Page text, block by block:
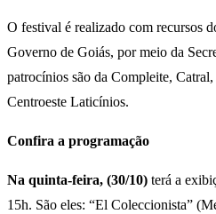
O festival é realizado com recursos
Governo de Goiás, por meio da
patrocínios são da Compleite,
Centroeste Laticínios.
Confira a programação
Na quinta-feira, (30/10) terá a
15h. São eles: “El Coleccionista”